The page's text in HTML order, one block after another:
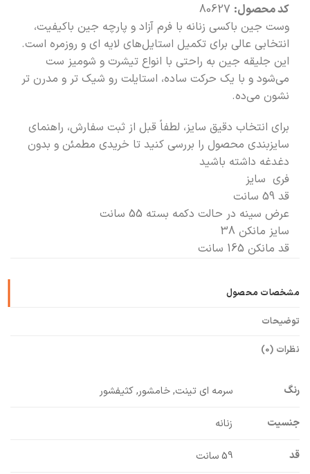
کد محصول: 80627
وست جین باکسی زنانه با فرم آزاد و پارچه جین باکیفیت،
انتخابی عالی برای تکمیل استایل‌های لایه ای و روزمره است.
این جلیقه جین به‌ راحتی با انواع تیشرت و شومیز ست
می‌شود و با یک حرکت ساده، استایلت رو شیک‌ تر و مدرن‌ تر
نشون می‌ده.
برای انتخاب دقیق سایز، لطفاً قبل از ثبت سفارش، راهنمای
سایزبندی محصول را بررسی کنید تا خریدی مطمئن و بدون
دغدغه داشته باشید
فری سایز
قد 59 سانت
عرض سینه در حالت دکمه بسته 55 سانت
سایز مانکن 38
قد مانکن 165 سانت
مشخصات محصول
توضیحات
نظرات (0)
رنگ سرمه ای تینت, خامشور, کثیفشور
جنسیت زنانه
قد 59 سانت